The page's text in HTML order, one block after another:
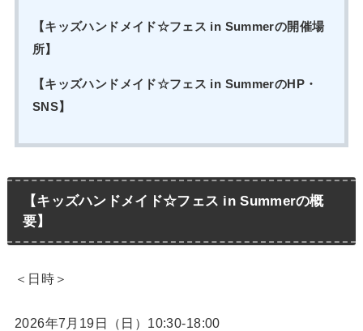
【キッズハンドメイド☆フェス in Summerの開催場
所】
【キッズハンドメイド☆フェス in SummerのHP・
SNS】
【キッズハンドメイド☆フェス in Summerの概
要】
＜日時＞
2026年7月19日（日）10:30-18:00